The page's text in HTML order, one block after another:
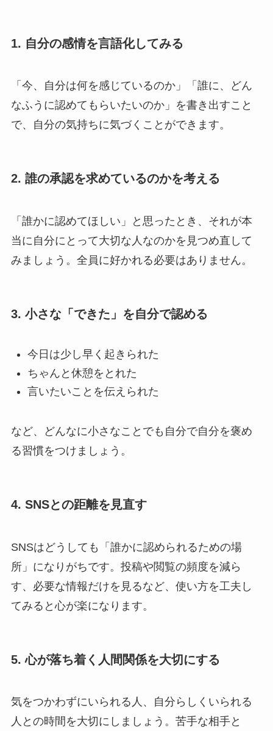
1. 自分の感情を言語化してみる
「今、自分は何を感じているのか」「誰に、どん
なふうに認めてもらいたいのか」を書き出すこと
で、自分の気持ちに気づくことができます。
2. 誰の承認を求めているのかを考える
「誰かに認めてほしい」と思ったとき、それが本
当に自分にとって大切な人なのかを見つめ直して
みましょう。全員に好かれる必要はありません。
3. 小さな「できた」を自分で認める
今日は少し早く起きられた
ちゃんと休憩をとれた
言いたいことを伝えられた
など、どんなに小さなことでも自分で自分を褒め
る習慣をつけましょう。
4. SNSとの距離を見直す
SNSはどうしても「誰かに認められるための場
所」になりがちです。投稿や閲覧の頻度を減ら
す、必要な情報だけを見るなど、使い方を工夫し
てみると心が楽になります。
5. 心が落ち着く人間関係を大切にする
気をつかわずにいられる人、自分らしくいられる
人との時間を大切にしましょう。苦手な相手と